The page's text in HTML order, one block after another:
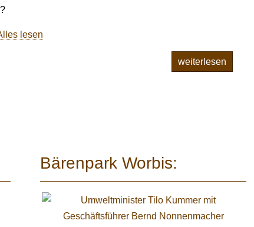
lesen
weiterlesen
Bärenpark Worbis: